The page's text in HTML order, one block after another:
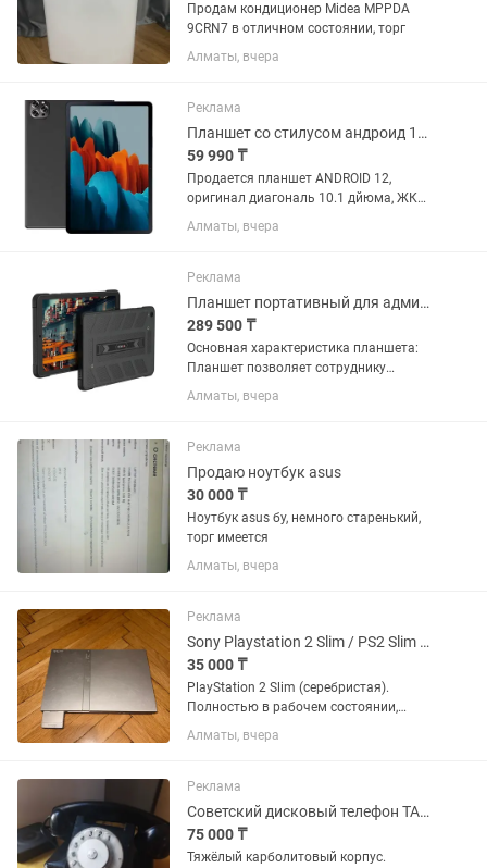
Продам кондиционер Midea MPPDA
9CRN7 в отличном состоянии, торг
Алматы, вчера
Реклама
Планшет со стилусом андроид 12, диагональ экрана 10.1 дюймов
59 990 ₸
Продается планшет ANDROID 12,
оригинал диагональ 10.1 дйюма, ЖК
дисплей 19201200 сенсорный экран, ТП
Стекло, металлический корпус, ОЗУ 6
МТК6755, 8- ми ядерный 2,0...
Алматы, вчера
Реклама
Планшет портативный для административных производства и штрафов ЕРАП
289 500 ₸
Основная характеристика планшета:
Планшет позволяет сотруднику
осуществлять работу в Едином реестре
административных правонарушений
Тип: планшет со стилусом,...
Алматы, вчера
Реклама
Продаю ноутбук asus
30 000 ₸
Ноутбук asus бу, немного старенький,
торг имеется
Алматы, вчера
Реклама
Sony Playstation 2 Slim / PS2 Slim серебристый
35 000 ₸
PlayStation 2 Slim (серебристая).
Полностью в рабочем состоянии,
диски читаются, всё проверено. В
комплекте: •Консоль PS2 Slim •Два
питания •Оригинальный...
Алматы, вчера
Реклама
Советский дисковый телефон ТАН-6 1963 года
75 000 ₸
Тяжёлый карболитовый корпус.